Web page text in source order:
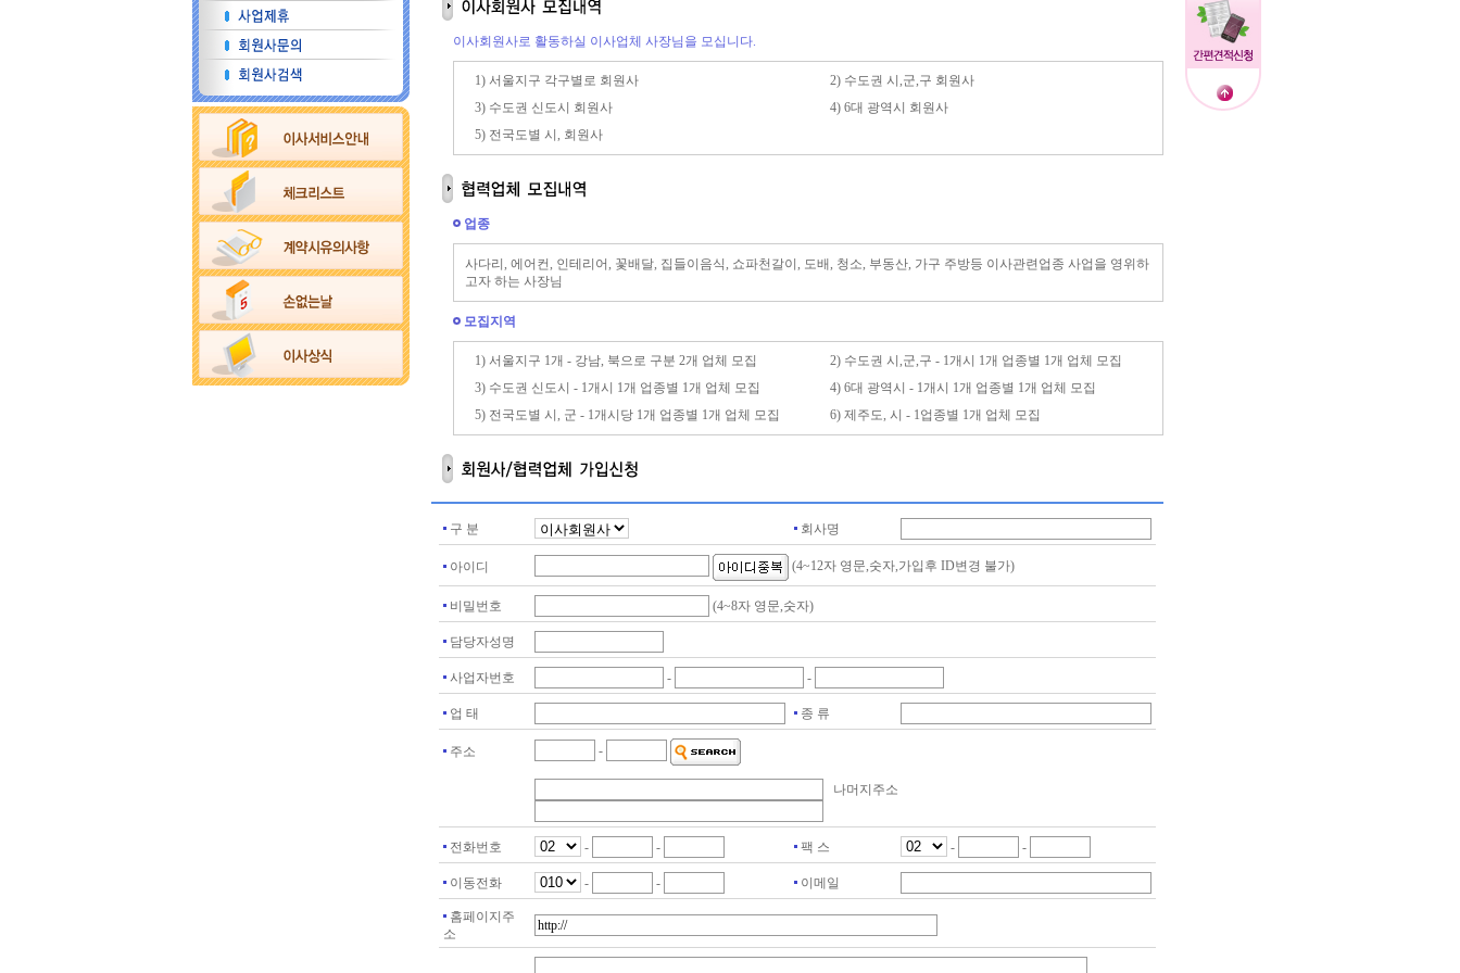
이사회원사로 활동하실 이사업체 사장님을 모십니다.
1) 서울지구 각구별로 회원사
2) 수도권 시,군,구 회원사
3) 수도권 신도시 회원사
4) 6대 광역시 회원사
5) 전국도별 시, 회원사
업종
사다리, 에어컨, 인테리어, 꽃배달, 집들이음식, 쇼파천갈이, 도배, 청소, 부동산, 가구 주방등 이사관련업종 사업을 영위하
고자 하는 사장님
모집지역
1) 서울지구 1개 - 강남, 북으로 구분 2개 업체 모집
2) 수도권 시,군,구 - 1개시 1개 업종별 1개 업체 모집
3) 수도권 신도시 - 1개시 1개 업종별 1개 업체 모집
4) 6대 광역시 - 1개시 1개 업종별 1개 업체 모집
5) 전국도별 시, 군 - 1개시당 1개 업종별 1개 업체 모집
6) 제주도, 시 - 1업종별 1개 업체 모집
구 분 회사명
아이디 (4~12자 영문,숫자,가입후 ID변경 불가)
비밀번호 (4~8자 영문,숫자)
담당자성명
사업자번호 - -
업 태 종 류
주소 -
나머지주소
전화번호 - - 팩 스 - -
이동전화 - - 이메일
홈페이지주
소